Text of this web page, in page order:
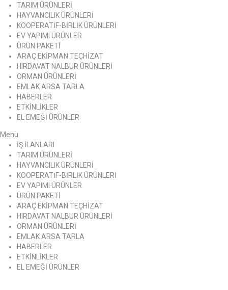
TARIM ÜRÜNLERİ
HAYVANCILIK ÜRÜNLERİ
KOOPERATİF-BİRLİK ÜRÜNLERİ
EV YAPIMI ÜRÜNLER
ÜRÜN PAKETİ
ARAÇ EKİPMAN TEÇHİZAT
HIRDAVAT NALBUR ÜRÜNLERİ
ORMAN ÜRÜNLERİ
EMLAK ARSA TARLA
HABERLER
ETKİNLİKLER
EL EMEĞİ ÜRÜNLER
Menu
İŞ İLANLARI
TARIM ÜRÜNLERİ
HAYVANCILIK ÜRÜNLERİ
KOOPERATİF-BİRLİK ÜRÜNLERİ
EV YAPIMI ÜRÜNLER
ÜRÜN PAKETİ
ARAÇ EKİPMAN TEÇHİZAT
HIRDAVAT NALBUR ÜRÜNLERİ
ORMAN ÜRÜNLERİ
EMLAK ARSA TARLA
HABERLER
ETKİNLİKLER
EL EMEĞİ ÜRÜNLER